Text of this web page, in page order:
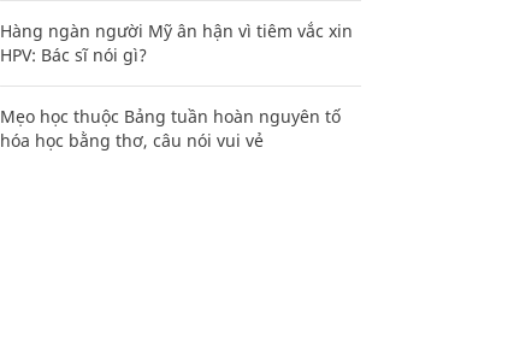
Hàng ngàn người Mỹ ân hận vì tiêm vắc xin
HPV: Bác sĩ nói gì?
Mẹo học thuộc Bảng tuần hoàn nguyên tố
hóa học bằng thơ, câu nói vui vẻ